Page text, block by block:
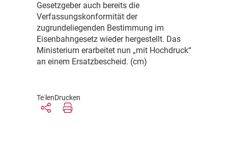
Gesetzgeber auch bereits die
Verfassungskonformität der
zugrundeliegenden Bestimmung im
Eisenbahngesetz wieder hergestellt. Das
Ministerium erarbeitet nun „mit Hochdruck“
an einem Ersatzbescheid. (cm)
TeilenDrucken